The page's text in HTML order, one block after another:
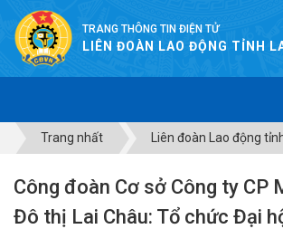
TRANG THÔNG TIN ĐIỆN TỬ
LIÊN ĐOÀN LAO ĐỘNG TỈNH
Trang nhất Liên đoàn Lao động
Công đoàn Cơ sở Công ty CP
Đô thị Lai Châu: Tổ chức Đại